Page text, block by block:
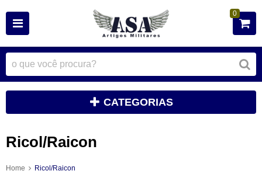
0
CATEGORIAS
Ricol/Raicon
Home Ricol/Raicon